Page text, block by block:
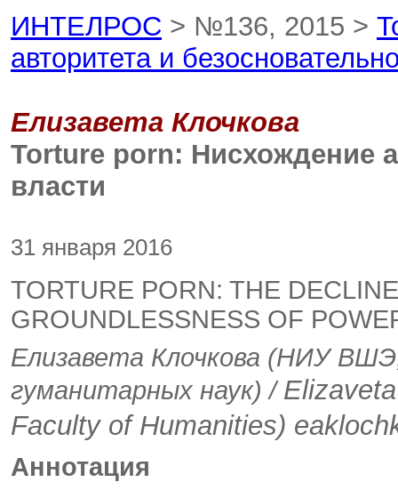
ИНТЕЛРОС > №136, 2015 >
авторитета и
Елизавета Клочкова
Torture porn: Нисхождение
власти
31 января 2016
TORTURE PORN: THE
GROUNDLESSNESS OF
Елизавета Клочкова (НИУ
гуманитарных наук) /
Faculty of Humanities)
Аннотация